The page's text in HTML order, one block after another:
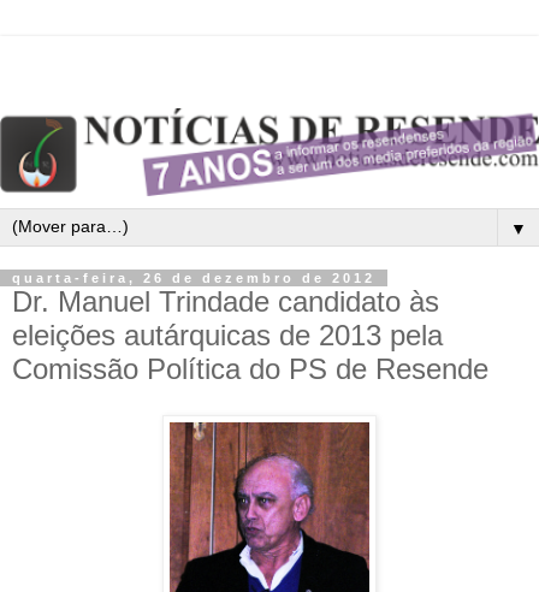
▼
quarta-feira, 26 de dezembro de 2012
Dr. Manuel Trindade candidato às
eleições autárquicas de 2013 pela
Comissão Política do PS de Resende